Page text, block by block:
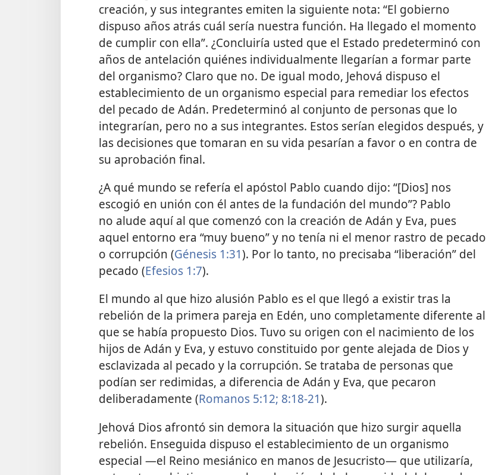
creación, y sus integrantes emiten la siguiente nota: “El gobierno
dispuso años atrás cuál sería nuestra función. Ha llegado el momento
de cumplir con ella”. ¿Concluiría usted que el Estado predeterminó con
años de antelación quiénes individualmente llegarían a formar parte
del organismo? Claro que no. De igual modo, Jehová dispuso el
establecimiento de un organismo especial para remediar los efectos
del pecado de Adán. Predeterminó al conjunto de personas que lo
integrarían, pero no a sus integrantes. Estos serían elegidos después, y
las decisiones que tomaran en su vida pesarían a favor o en contra de
su aprobación final.
¿A qué mundo se refería el apóstol Pablo cuando dijo: “[Dios] nos
escogió en unión con él antes de la fundación del mundo”? Pablo
no alude aquí al que comenzó con la creación de Adán y Eva, pues
aquel entorno era “muy bueno” y no tenía ni el menor rastro de pecado
o corrupción (Génesis 1:31). Por lo tanto, no precisaba “liberación” del
pecado (Efesios 1:7).
El mundo al que hizo alusión Pablo es el que llegó a existir tras la
rebelión de la primera pareja en Edén, uno completamente diferente al
que se había propuesto Dios. Tuvo su origen con el nacimiento de los
hijos de Adán y Eva, y estuvo constituido por gente alejada de Dios y
esclavizada al pecado y la corrupción. Se trataba de personas que
podían ser redimidas, a diferencia de Adán y Eva, que pecaron
deliberadamente (Romanos 5:12; 8:18-21).
Jehová Dios afrontó sin demora la situación que hizo surgir aquella
rebelión. Enseguida dispuso el establecimiento de un organismo
especial —el Reino mesiánico en manos de Jesucristo— que utilizaría,